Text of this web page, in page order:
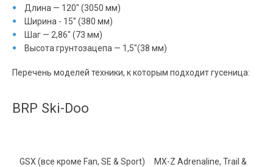
Длина — 120" (3050 мм)
Ширина - 15" (380 мм)
Шаг — 2,86" (73 мм)
Высота грунтозацепа — 1,5"(38 мм)
Перечень моделей техники, к которым подходит гусеница:
BRP Ski-Doo
GSX (все кроме Fan, SE & Sport) MX-Z Adrenaline, Trail &